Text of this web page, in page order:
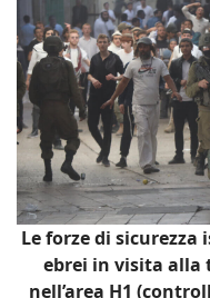
Le forze di
ebrei in visita alla
nell’area H1